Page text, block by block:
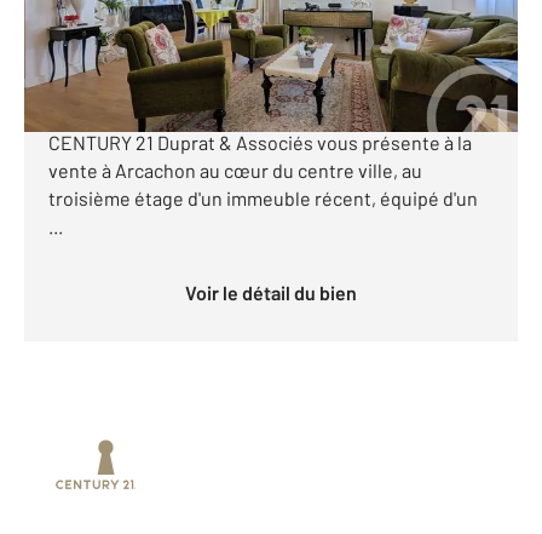
1 260 000 €
[Bel appartement 132m² - 2 grandes suites
parentales - 3 loggias - 1 place de parking couverte]
CENTURY 21 Duprat & Associés vous présente à la
vente à Arcachon au cœur du centre ville, au
troisième étage d'un immeuble récent, équipé d'un
...
Voir le détail du bien